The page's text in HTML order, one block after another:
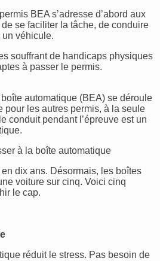
BEA s’adresse d’abord aux
se faciliter la tâche, de conduire
véhicule.
souffrant de handicaps physiques
à passer le permis.
boîte automatique (BEA) se déroule
pour les autres permis, à la seule
conduit pendant l’épreuve est un
à la boîte automatique
dix ans. Désormais, les boîtes
voiture sur cinq. Voici cinq
le cap.
réduit le stress. Pas besoin de